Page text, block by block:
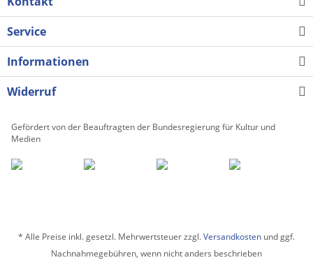
Service
Informationen
Widerruf
Gefördert von der Beauftragten der Bundesregierung für Kultur und
Medien
* Alle Preise inkl. gesetzl. Mehrwertsteuer zzgl.Versandkosten und ggf.
Nachnahmegebühren, wenn nicht anders beschrieben